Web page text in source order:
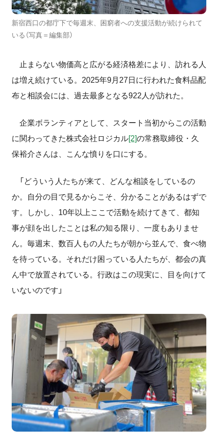
新宿西口の都庁下で毎週末、困窮者への支援活動が続けられて
いる（写真＝編集部）
止まらない物価高と広がる経済格差により、訪れる人
は増え続けている。2025年9月 27 日に行われた食料品配
布と相談会には、過去最多となる922 人が訪れた。
企業ボランティアとして、スタート当初からこの活動
に関わってきた株式会社ロジカル[2]の常務取締役・久
保裕介さんは、こんな憤りを口にする。
「どういう人たちが来て、どんな相談をしているの
か。自分の目で見るからこそ、分かることがあるはずで
す。しかし、 10年以上ここで活動を続けてきて、都知
事が顔を出したことは私の知る限り、一度もありませ
ん。毎週末、数百人もの人たちが朝から並んで、食べ物
を待っている。それだけ困っている人たちが、都会の真
ん中で放置されている。行政はこの現実に、目を向けて
いないのです」